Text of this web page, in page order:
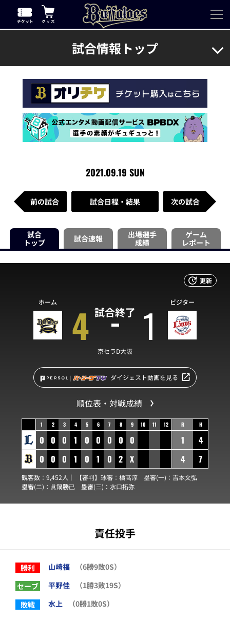
試合情報トップ
2021.09.19 SUN
前の試合 試合日程・結果 次の試合
試合
トップ
試合速報
出場選手
成績
ゲーム
レポート
更新
試合終了
ホーム 4 1 ビジター
京セラD大阪
ダイジェスト動画を見る
順位表・対戦成績
1 2 3 4 5 6 7 8 9 10 11 12
0 0 0 1 0 0 0 0 0
0 0 0 1 0 1 0 2 X
R H
1
4
4
7
観客数：9,452人｜ 【審判】球審： 橘髙淳 塁審(一)： 吉本文弘
塁審(二)： 眞鍋勝已 塁審(三)： 水口拓弥
責任投手
勝利 山崎福
（6勝9敗0S）
セーブ
平野佳
（1勝3敗19S）
敗戦
水上 （0勝1敗0S）